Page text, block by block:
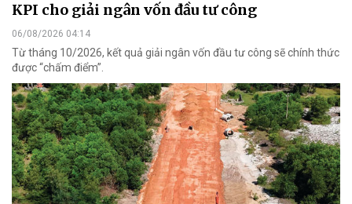
KPI cho giải ngân vốn đầu tư công
06/08/2026 04:14
Từ tháng 10/2026, kết quả giải ngân vốn đầu tư công sẽ chính thức
được “chấm điểm”.